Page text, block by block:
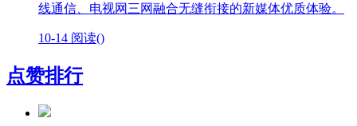
线通信、电视网三网融合无缝衔接的新媒体优质体验。
10-14 阅读()
点赞排行